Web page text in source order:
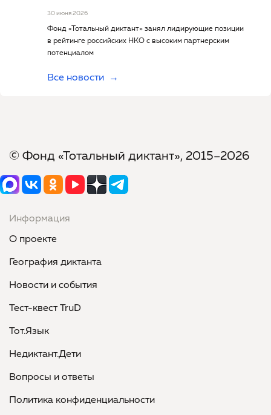
30 июня 2026
Фонд «Тотальный диктант» занял лидирующие позиции
в рейтинге российских НКО с высоким партнерским
потенциалом
Все новости
© Фонд «Тотальный диктант», 2015–2026
Информация
О проекте
География диктанта
Новости и события
Тест-квест TruD
Тот.Язык
Недиктант.Дети
Вопросы и ответы
Политика конфиденциальности